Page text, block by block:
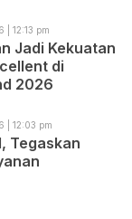
| 12:13 pm
Jadi Kekuatan
di
2026
| 12:03 pm
Tegaskan